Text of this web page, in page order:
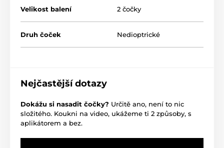
Velikost balení 2 čočky
Druh čoček Nedioptrické
Nejčastější dotazy
Dokážu si nasadit čočky? Určitě ano, není to nic
složitého. Koukni na video, ukážeme ti 2 způsoby, s
aplikátorem a bez.